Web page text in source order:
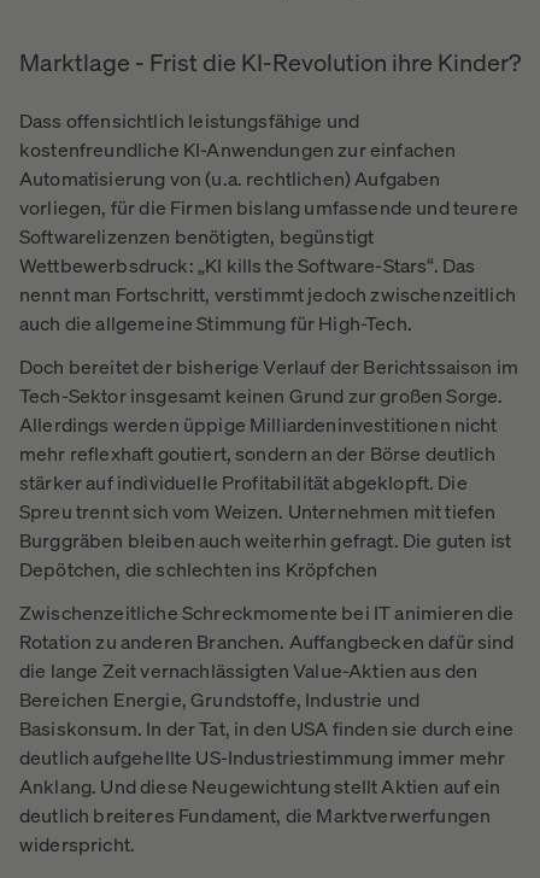
Marktlage - Frist die KI-Revolution ihre Kinder?
Dass offensichtlich leistungsfähige und
kostenfreundliche KI-Anwendungen zur einfachen
Automatisierung von (u.a. rechtlichen) Aufgaben
vorliegen, für die Firmen bislang umfassende und teurere
Softwarelizenzen benötigten, begünstigt
Wettbewerbsdruck: „KI kills the Software-Stars“. Das
nennt man Fortschritt, verstimmt jedoch zwischenzeitlich
auch die allgemeine Stimmung für High-Tech.
Doch bereitet der bisherige Verlauf der Berichtssaison im
Tech-Sektor insgesamt keinen Grund zur großen Sorge.
Allerdings werden üppige Milliardeninvestitionen nicht
mehr reflexhaft goutiert, sondern an der Börse deutlich
stärker auf individuelle Profitabilität abgeklopft. Die
Spreu trennt sich vom Weizen. Unternehmen mit tiefen
Burggräben bleiben auch weiterhin gefragt. Die guten ist
Depötchen, die schlechten ins Kröpfchen
Zwischenzeitliche Schreckmomente bei IT animieren die
Rotation zu anderen Branchen. Auffangbecken dafür sind
die lange Zeit vernachlässigten Value-Aktien aus den
Bereichen Energie, Grundstoffe, Industrie und
Basiskonsum. In der Tat, in den USA finden sie durch eine
deutlich aufgehellte US-Industriestimmung immer mehr
Anklang. Und diese Neugewichtung stellt Aktien auf ein
deutlich breiteres Fundament, die Marktverwerfungen
widerspricht.